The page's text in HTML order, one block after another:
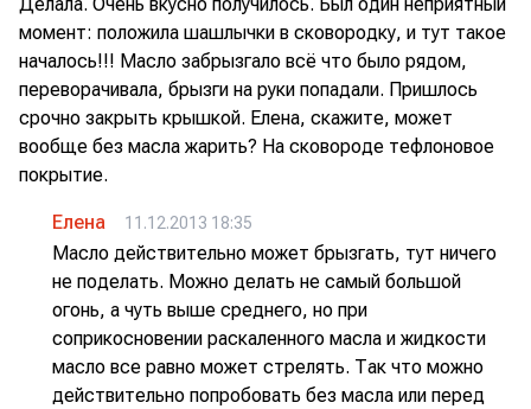
момент: положила шашлычки в сковородку, и тут такое
началось!!! Масло забрызгало всё что было рядом,
переворачивала, брызги на руки попадали. Пришлось
срочно закрыть крышкой. Елена, скажите, может
вообще без масла жарить? На сковороде тефлоновое
покрытие.
Елена 11.12.2013 18:35
Масло действительно может брызгать, тут ничего
не поделать. Можно делать не самый большой
огонь, а чуть выше среднего, но при
соприкосновении раскаленного масла и жидкости
масло все равно может стрелять. Так что можно
действительно попробовать без масла или перед